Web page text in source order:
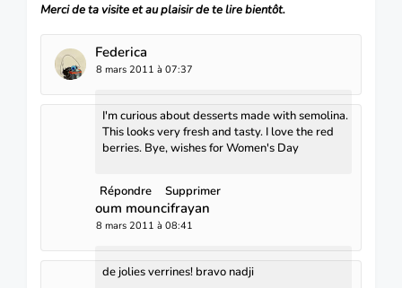
Merci de ta visite et au plaisir de te lire bientôt.
Federica
8 mars 2011 à 07:37
I'm curious about desserts made with semolina.
This looks very fresh and tasty. I love the red
berries. Bye, wishes for Women's Day
Répondre Supprimer
oum mouncifrayan
8 mars 2011 à 08:41
de jolies verrines! bravo nadji